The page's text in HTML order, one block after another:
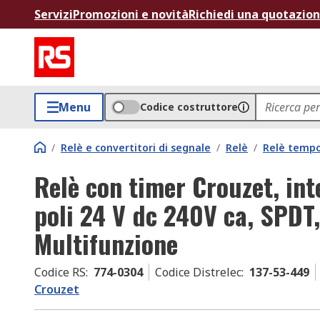
ServiziPromozioni e novitàRichiedi una
Menu Codice costruttore
/ Relè e convertitori di segnale / Relè / Relè
Relè con timer Crouzet,
poli 24 V dc 240V ca,
Multifunzione
Codice RS: 774-0304 Codice Distrelec: 137-53-449
Crouzet